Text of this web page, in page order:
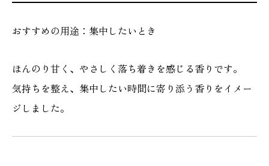
おすすめの用途：集中したいとき
ほんのり甘く、やさしく落ち着きを感じる香りです。
気持ちを整え、集中したい時間に寄り添う香りをイメー
ジしました。